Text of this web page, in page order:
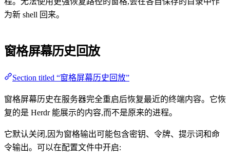
为新 shell 回来。
窗格屏幕历史回放
Section titled “窗格屏幕历史回放”
窗格屏幕历史在服务器完全重启后恢复最近的终端内容。它恢
复的是 Herdr 能展示的内容,而不是原来的进程。
它默认关闭,因为窗格输出可能包含密钥、令牌、提示词和命
令输出。可以在配置文件中开启: